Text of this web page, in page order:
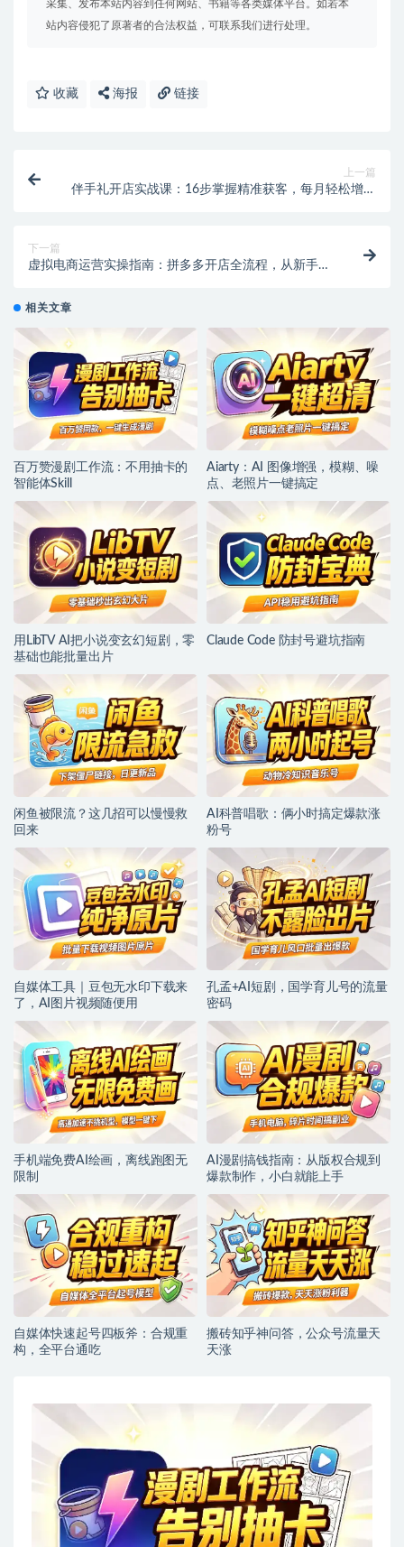
采集、发布本站内容到任何网站、书籍等各类媒体平台。如若本
站内容侵犯了原著者的合法权益，可联系我们进行处理。
收藏 海报 链接
上一篇
伴手礼开店实战课：16步掌握精准获客，每月轻松增收
下一篇
虚拟电商运营实操指南：拼多多开店全流程，从新手入
相关文章
百万赞漫剧工作流：不用抽卡的
智能体Skill
Aiarty：AI 图像增强，模糊、噪
点、老照片一键搞定
用LibTV AI把小说变玄幻短剧，零
基础也能批量出片
Claude Code 防封号避坑指南
闲鱼被限流？这几招可以慢慢救
回来
AI科普唱歌：俩小时搞定爆款涨
粉号
自媒体工具｜豆包无水印下载来
了，AI图片视频随便用
孔孟+AI短剧，国学育儿号的流量
密码
手机端免费AI绘画，离线跑图无
限制
AI漫剧搞钱指南：从版权合规到
爆款制作，小白就能上手
自媒体快速起号四板斧：合规重
构，全平台通吃
搬砖知乎神问答，公众号流量天
天涨